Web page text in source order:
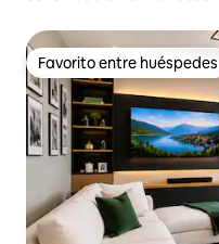
Favorito entre huéspedes
Favorito entre huéspedes